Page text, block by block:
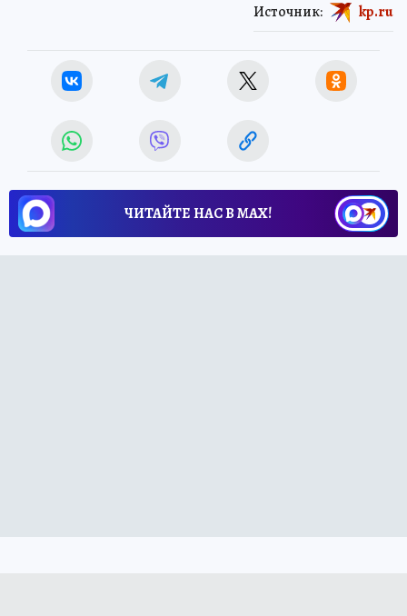
Источник: kp.ru
ЧИТАЙТЕ НАС В МАХ!